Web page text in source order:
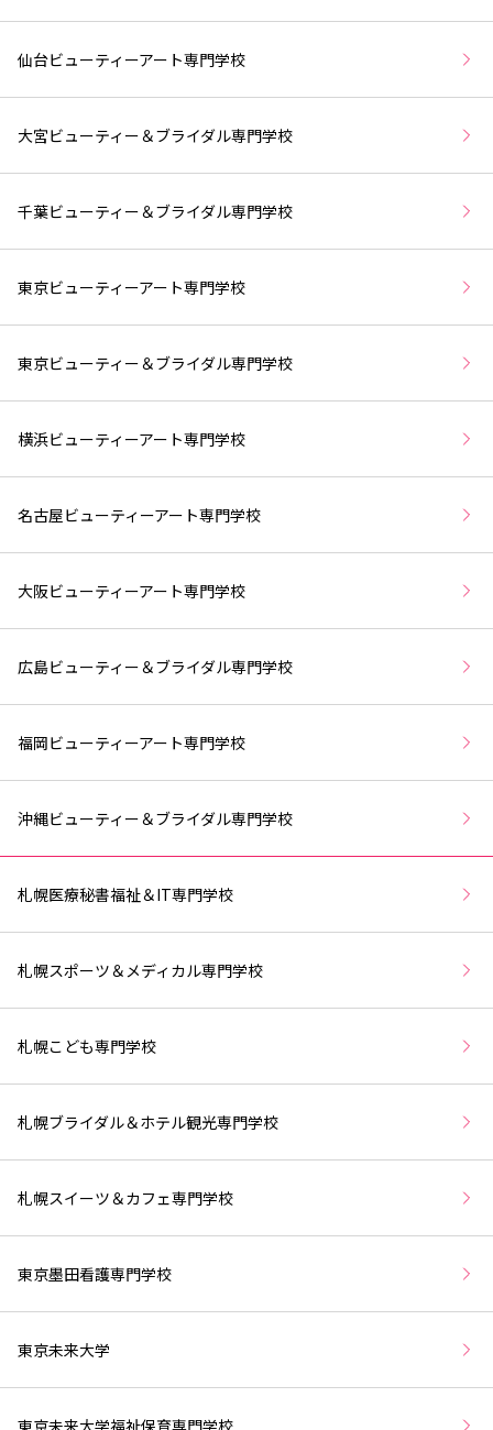
仙台ビューティーアート専門学校
大宮ビューティー＆ブライダル専門学校
千葉ビューティー＆ブライダル専門学校
東京ビューティーアート専門学校
東京ビューティー＆ブライダル専門学校
横浜ビューティーアート専門学校
名古屋ビューティーアート専門学校
大阪ビューティーアート専門学校
広島ビューティー＆ブライダル専門学校
福岡ビューティーアート専門学校
沖縄ビューティー＆ブライダル専門学校
札幌医療秘書福祉＆IT専門学校
札幌スポーツ＆メディカル専門学校
札幌こども専門学校
札幌ブライダル＆ホテル観光専門学校
札幌スイーツ＆カフェ専門学校
東京墨田看護専門学校
東京未来大学
東京未来大学福祉保育専門学校